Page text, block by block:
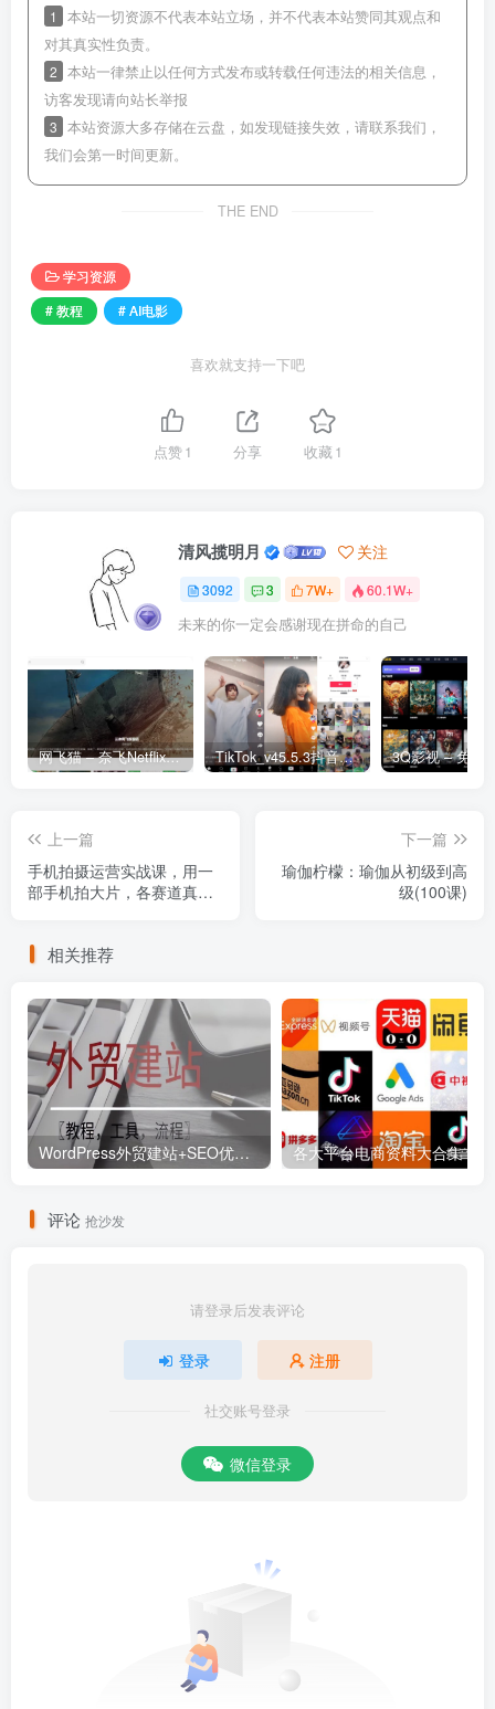
1
本站一切资源不代表本站立场，并不代表本站赞同其观点和
对其真实性负责。
2 本站一律禁止以任何方式发布或转载任何违法的相关信息，
访客发现请向站长举报
3 本站资源大多存储在云盘，如发现链接失效，请联系我们，
我们会第一时间更新。
THE END
学习资源
# 教程
# AI电影
喜欢就支持一下吧
点赞1 分享 收藏1
清风揽明月 关注
3092 3 7W+ 60.1W+
未来的你一定会感谢现在拼命的自己
网飞猫 – 奈飞Netflix免费看 TikTok_v45.5.3抖音国际版_免拔卡解锁全球版
上一篇
手机拍摄运营实战课，用一
部手机拍大片，各赛道真实
下一篇
瑜伽柠檬：瑜伽从初级到高
级(100课)
相关推荐
WordPress外贸建站+SEO优化课程【教程，工具，流程】
评论 抢沙发
请登录后发表评论
登录 注册
社交账号登录
微信登录